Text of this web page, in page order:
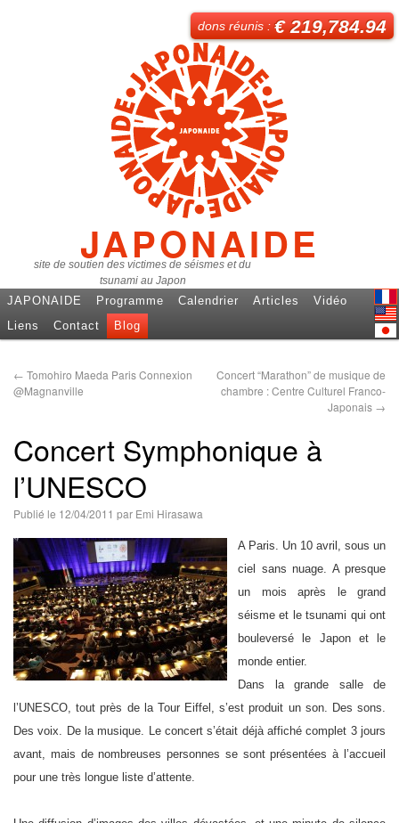
JAPONAIDE
site de soutien des victimes de séismes et du
tsunami au Japon
dons réunis :€ 219,784.94
語
JAPONAIDE Programme Calendrier Articles
Vidéo
Liens
Contact Blog
← Tomohiro Maeda Paris Connexion
@Magnanville
Concert “Marathon” de musique de
chambre : Centre Culturel Franco-
Japonais →
Concert Symphonique à
l’UNESCO
Publié le 12/04/2011 par Emi Hirasawa
A Paris. Un 10 avril, sous un
ciel sans nuage. A presque
un mois après le grand
séisme et le tsunami qui ont
bouleversé le Japon et le
monde entier.
Dans la grande salle de
l’UNESCO, tout près de la Tour Eiffel, s’est produit un son. Des sons.
Des voix. De la musique. Le concert s’était déjà affiché complet 3 jours
avant, mais de nombreuses personnes se sont présentées à l’accueil
pour une très longue liste d’attente.